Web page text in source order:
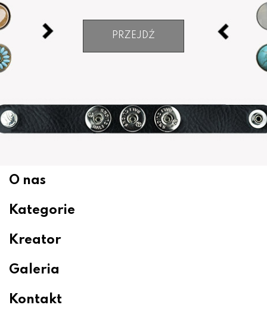
PRZEJDŹ
O nas
Kategorie
Kreator
Galeria
Kontakt